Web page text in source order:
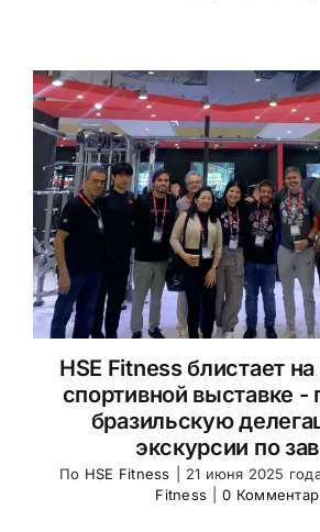
HSE Fitness блистает
спортивной выставке -
бразильскую
экскурсии по
По HSE Fitness 21 июня 2025
Fitness
0